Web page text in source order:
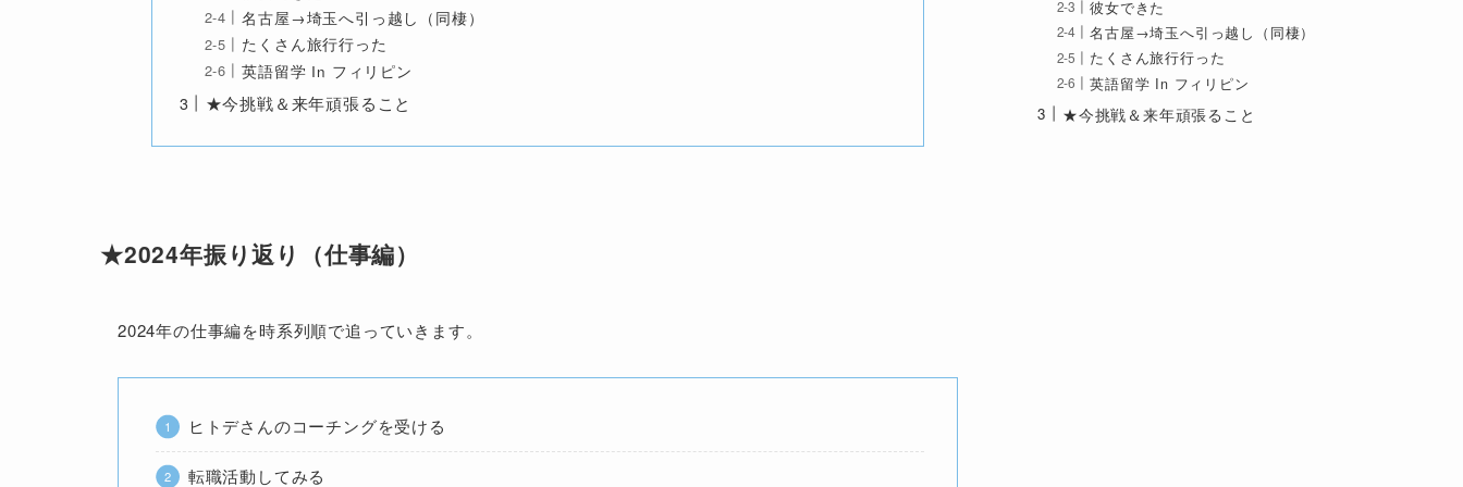
名古屋→埼玉へ引っ越し（同棲）
たくさん旅行行った
英語留学 In フィリピン
★今挑戦＆来年頑張ること
★2024年振り返り（仕事編）
2024年の仕事編を時系列順で追っていきます。
ヒトデさんのコーチングを受ける
転職活動してみる
彼女できた
名古屋→埼玉へ引っ越し（同棲）
たくさん旅行行った
英語留学 In フィリピン
★今挑戦＆来年頑張ること